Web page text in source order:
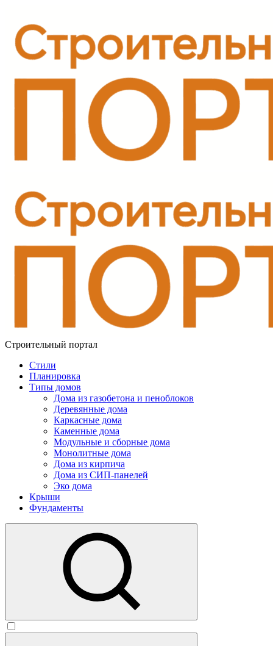
Строительный портал
Стили
Планировка
Типы домов
Дома из газобетона и пеноблоков
Деревянные дома
Каркасные дома
Каменные дома
Модульные и сборные дома
Монолитные дома
Дома из кирпича
Дома из СИП-панелей
Эко дома
Крыши
Фундаменты